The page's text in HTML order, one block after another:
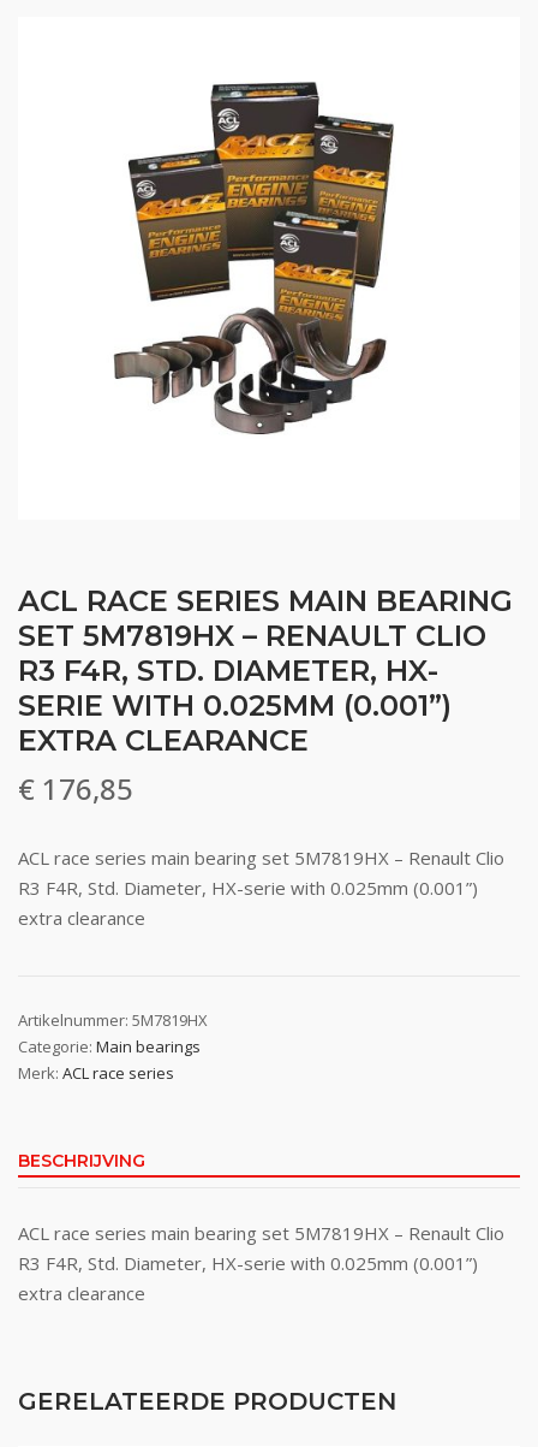
ACL RACE SERIES MAIN BEARING
SET 5M7819HX – RENAULT CLIO
R3 F4R, STD. DIAMETER, HX-
SERIE WITH 0.025MM (0.001”)
EXTRA CLEARANCE
€ 176,85
ACL race series main bearing set 5M7819HX – Renault Clio
R3 F4R, Std. Diameter, HX-serie with 0.025mm (0.001”)
extra clearance
Artikelnummer: 5M7819HX
Categorie: Main bearings
Merk: ACL race series
BESCHRIJVING
ACL race series main bearing set 5M7819HX – Renault Clio
R3 F4R, Std. Diameter, HX-serie with 0.025mm (0.001”)
extra clearance
GERELATEERDE PRODUCTEN